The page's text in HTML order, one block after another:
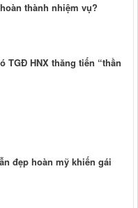
thành nhiệm vụ?
TGĐ HNX thăng tiến “thần
đẹp hoàn mỹ khiến gái